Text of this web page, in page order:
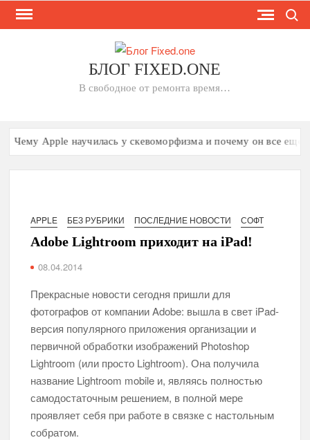
Skip
БЛОГ FIXED.ONE
В свободное от ремонта время…
Apple научилась у скевоморфизма и почему он все еще
APPLE БЕЗ РУБРИКИ ПОСЛЕДНИЕ НОВОСТИ СОФТ
Adobe Lightroom приходит на iPad!
08.04.2014
Прекрасные новости сегодня пришли для
фотографов от компании Adobe: вышла в свет iPad-
версия популярного приложения организации и
первичной обработки изображений Photoshop
Lightroom (или просто Lightroom). Она получила
название Lightroom mobile и, являясь полностью
самодостаточным решением, в полной мере
проявляет себя при работе в связке с настольным
собратом.